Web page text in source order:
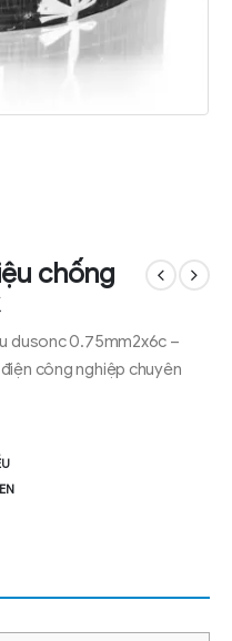
chống
dusonc 0.75mm2x6c –
công nghiệp chuyên